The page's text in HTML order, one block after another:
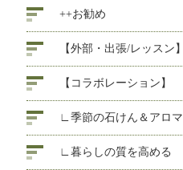
++お勧め
【外部・出張/レッスン】
【コラボレーション】
∟季節の石けん＆アロマ
∟暮らしの質を高める